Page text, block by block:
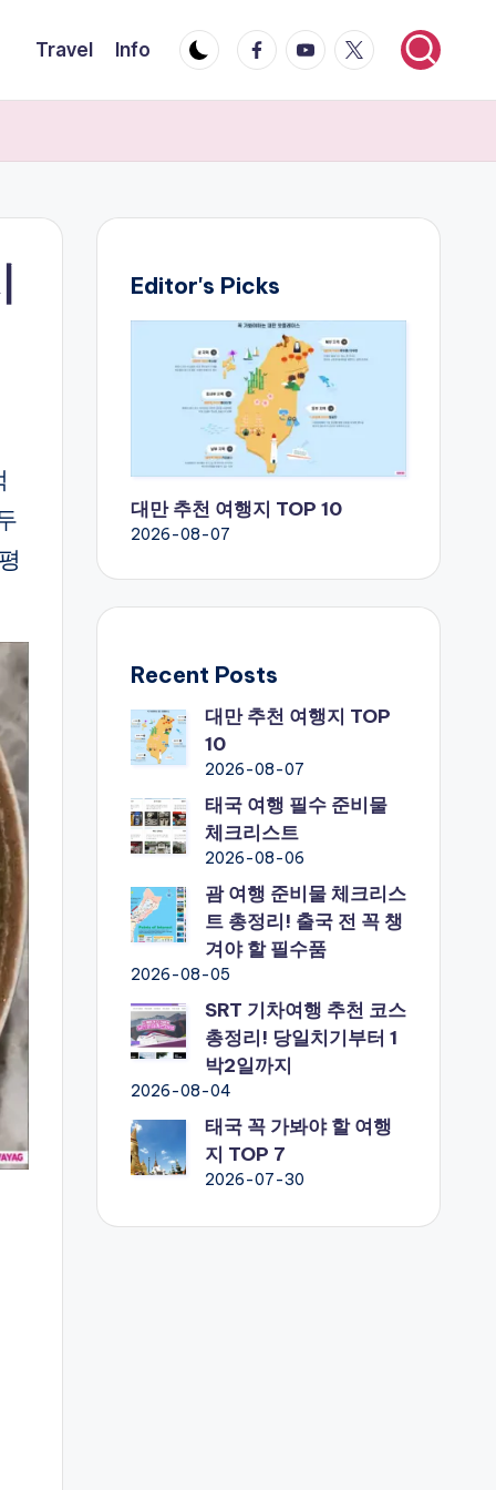
Travel Info FacebookYouTubeTwitter
Editor's Picks
대만 추천 여행지 TOP 10
2026-08-07
Recent Posts
대만 추천 여행지 TOP
10
2026-08-07
태국 여행 필수 준비물
체크리스트
2026-08-06
괌 여행 준비물 체크리스
트 총정리! 출국 전 꼭 챙
겨야 할 필수품
2026-08-05
SRT 기차여행 추천 코스
총정리! 당일치기부터 1
박2일까지
2026-08-04
태국 꼭 가봐야 할 여행
지 TOP 7
2026-07-30